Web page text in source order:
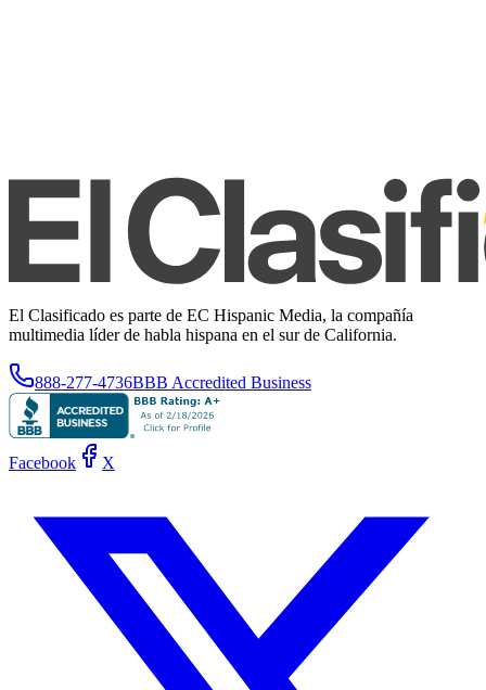
El Clasificado es parte de EC Hispanic Media, la compañía
multimedia líder de habla hispana en el sur de California.
888-277-4736BBB Accredited Business
Facebook X